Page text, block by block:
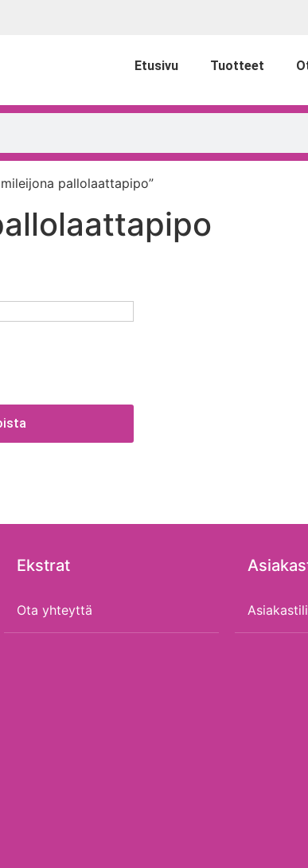
Etusivu Tuotteet
pallolaattapipo”
Ekstrat
Ota yhteyttä Asiakastili